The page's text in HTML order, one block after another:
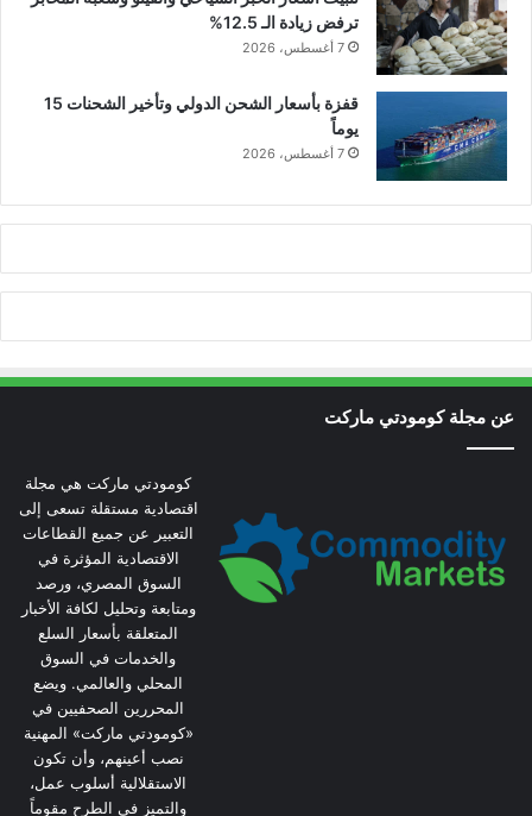
ترفض زيادة الـ 12.5%
7 أغسطس، 2026
قفزة بأسعار الشحن الدولي وتأخير الشحنات 15
يوماً
7 أغسطس، 2026
عن مجلة كومودتي ماركت
كومودتي ماركت هي مجلة
اقتصادية مستقلة تسعى إلى
التعبير عن جميع القطاعات
الاقتصادية المؤثرة في
السوق المصري، ورصد
ومتابعة وتحليل لكافة الأخبار
المتعلقة بأسعار السلع
والخدمات في السوق
المحلي والعالمي. ويضع
المحررين الصحفيين في
«كومودتي ماركت» المهنية
نصب أعينهم، وأن تكون
الاستقلالية أسلوب عمل،
والتميز في الطرح مقوماً